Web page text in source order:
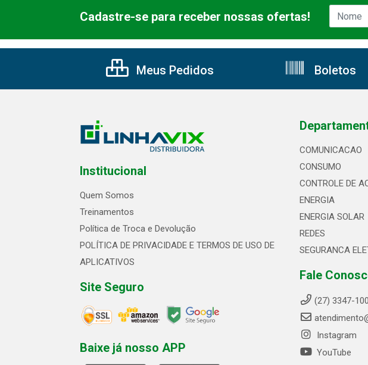
Cadastre-se para receber nossas ofertas!
Meus Pedidos Boletos
Institucional
Quem Somos
Treinamentos
Política de Troca e Devolução
POLÍTICA DE PRIVACIDADE E TERMOS DE USO DE
APLICATIVOS
Site Seguro
Baixe já nosso APP
COMUNICACAO
CONSUMO
CONTROLE DE
ENERGIA
ENERGIA SOLAR
REDES
SEGURANCA
Fale
(27) 3347-
Instagram
YouTube